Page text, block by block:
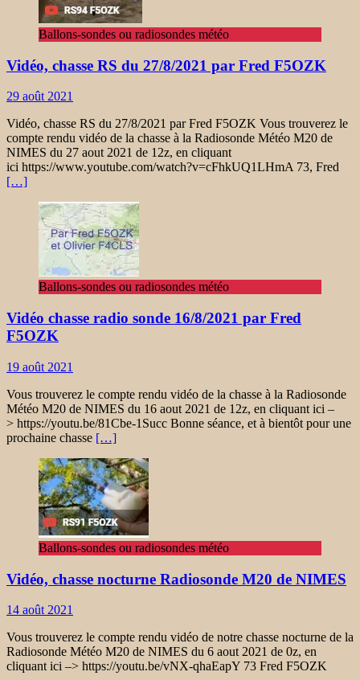
Ballons-sondes ou radiosondes météo
Vidéo, chasse RS du 27/8/2021 par Fred F5OZK
29 août 2021
Vidéo, chasse RS du 27/8/2021 par Fred F5OZK Vous trouverez le
compte rendu vidéo de la chasse à la Radiosonde Météo M20 de
NIMES du 27 aout 2021 de 12z, en cliquant
ici https://www.youtube.com/watch?v=cFhkUQ1LHmA 73, Fred
[…]
Ballons-sondes ou radiosondes météo
Vidéo chasse radio sonde 16/8/2021 par Fred
F5OZK
19 août 2021
Vous trouverez le compte rendu vidéo de la chasse à la Radiosonde
Météo M20 de NIMES du 16 aout 2021 de 12z, en cliquant ici –
> https://youtu.be/81Cbe-1Succ Bonne séance, et à bientôt pour une
prochaine chasse […]
Ballons-sondes ou radiosondes météo
Vidéo, chasse nocturne Radiosonde M20 de NIMES
14 août 2021
Vous trouverez le compte rendu vidéo de notre chasse nocturne de la
Radiosonde Météo M20 de NIMES du 6 aout 2021 de 0z, en
cliquant ici –> https://youtu.be/vNX-qhaEapY 73 Fred F5OZK